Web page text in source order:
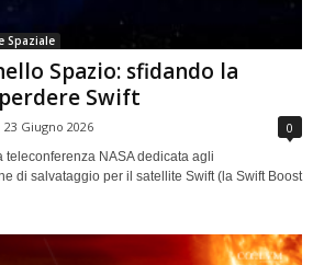
Spaziale
Spazio: sfidando la
Swift
23 Giugno 2026 0
NASA dedicata agli
di salvataggio per il satellite Swift (la Swift Boost